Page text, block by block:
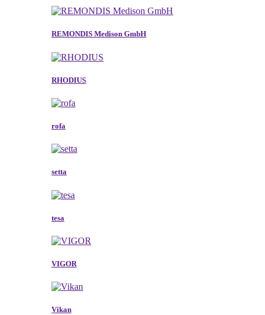
REMONDIS Medison GmbH
RHODIUS
rofa
setta
tesa
VIGOR
Vikan